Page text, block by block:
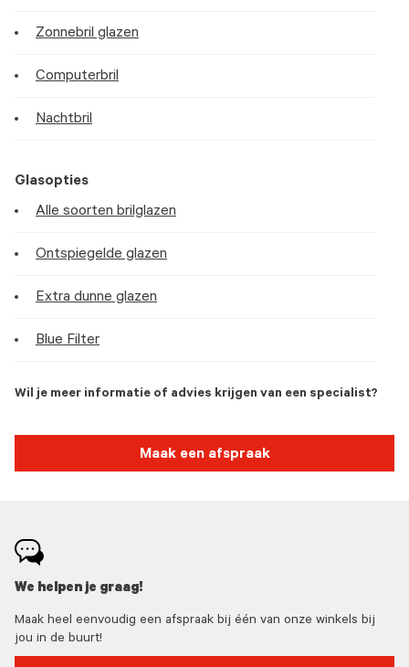
Zonnebril glazen
Computerbril
Nachtbril
Glasopties
Alle soorten brilglazen
Ontspiegelde glazen
Extra dunne glazen
Blue Filter
Wil je meer informatie of advies krijgen van een specialist?
Maak een afspraak
We helpen je graag!
Maak heel eenvoudig een afspraak bij één van onze winkels bij
jou in de buurt!